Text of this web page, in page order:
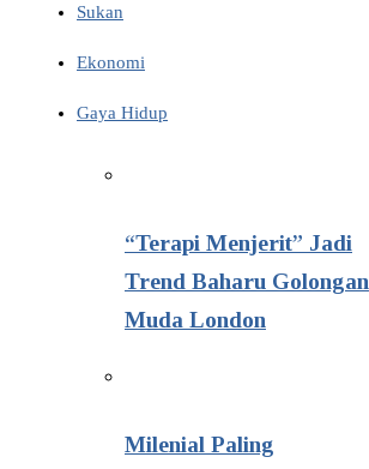
Sukan
Ekonomi
Gaya Hidup
“Terapi Menjerit” Jadi
Trend Baharu Golongan
Muda London
Milenial Paling